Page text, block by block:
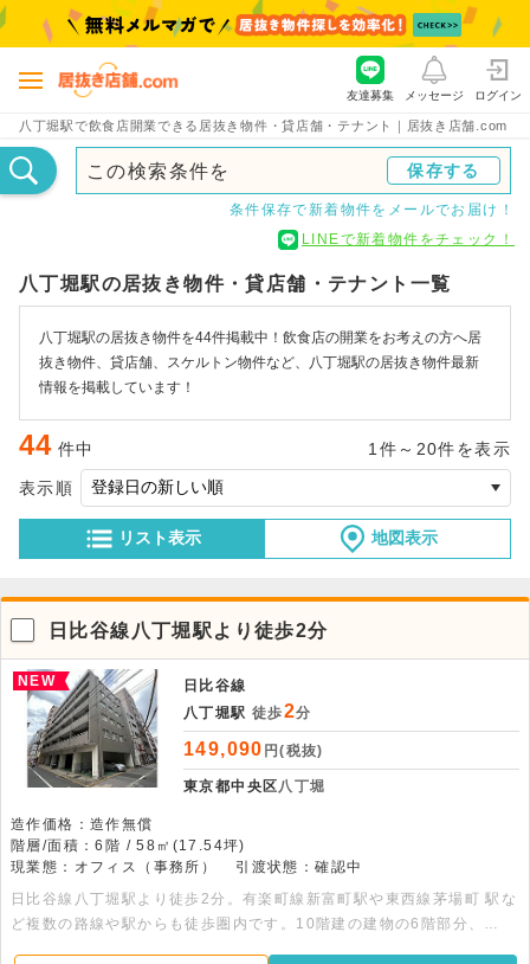
八丁堀駅で飲食店開業できる居抜き物件・貸店舗・テナント｜居抜き店舗.com
友達募集 メッセージ ログイン
この検索条件を 保存する
条件保存で新着物件をメールでお届け！
LINEで新着物件をチェック！
八丁堀駅の居抜き物件・貸店舗・テナント一覧
八丁堀駅の居抜き物件を44件掲載中！飲食店の開業をお考えの方へ居
抜き物件、貸店舗、スケルトン物件など、八丁堀駅の居抜き物件最新
情報を掲載しています！
44 件中 1件～20件を表示
リスト表示 地図表示
表示順
日比谷線八丁堀駅より徒歩2分
NEW
日比谷線
八丁堀駅 徒歩2分
149,090 円(税抜)
東京都中央区八丁堀
造作価格：造作無償
階層/面積：6階 / 58㎡(17.54坪)
現業態：オフィス（事務所）
引渡状態：確認中
日比谷線八丁堀駅より徒歩2分。有楽町線新富町駅や東西線茅場町 駅な
ど複数の路線や駅からも徒歩圏内です。10階建の建物の6階部分、